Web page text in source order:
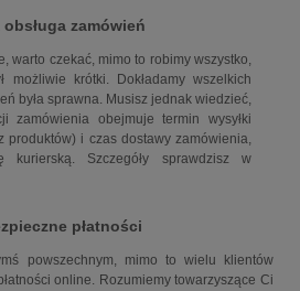
zamówień
warto czekać, mimo to robimy wszystko,
możliwie krótki. Dokładamy wszelkich
była sprawna. Musisz jednak wiedzieć,
zamówienia obejmuje termin wysyłki
produktów) i czas dostawy zamówienia,
kurierską. Szczegóły sprawdzisz w
płatności
powszechnym, mimo to wielu klientów
online. Rozumiemy towarzyszące Ci